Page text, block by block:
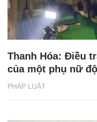
PHÁP LUẬT
Thanh Hóa: Điều
của một phụ nữ